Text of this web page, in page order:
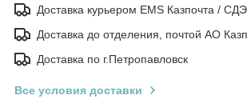
Доставка курьером EMS Казпочта /
Доставка до отделения, почтой АО
Доставка по г.Петропавловск
Все условия доставки